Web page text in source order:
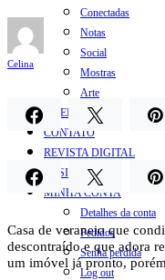
Conectadas
Notas
Social
Mostras
Arte
QUEM SOMOS
CONTATO
REVISTA DIGITAL
ASSINE
MINHA CONTA
Detalhes da conta
Pedidos
Senha perdida
Log out
Celina
Casa de veraneio que
descontraído e que adora
um imóvel já pronto,